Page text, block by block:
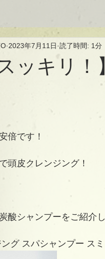
スッキリ
2023年7月11日 読了時間: 1分
倍です！
頭皮クレンジング！
酸シャンプーをご紹介
グ スパシャンプー スミ